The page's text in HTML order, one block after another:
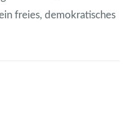
freies, demokratisches